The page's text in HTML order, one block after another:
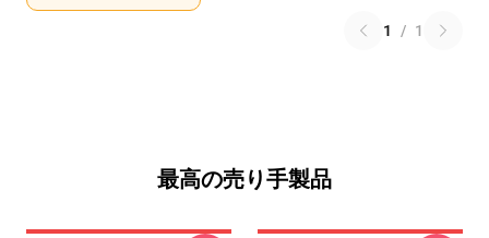
1 / 1
最高の売り手製品